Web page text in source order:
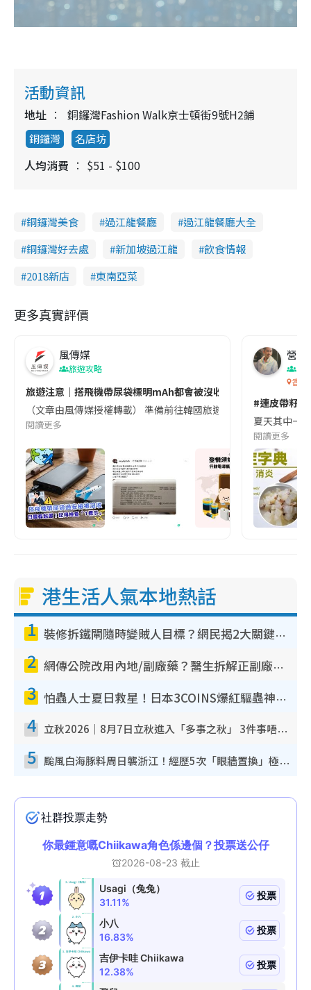
活動資訊
地址 銅鑼灣Fashion Walk京士頓街9號H2鋪
銅鑼灣 名店坊
人均消費 $51 - $100
銅鑼灣美食 過江龍餐廳
過江龍餐廳大全
銅鑼灣好去處
新加坡過江龍
飲食情報
2018新店
東南亞菜
更多真實評價
風傳媒
旅遊攻略
旅遊注意｜搭飛機帶尿袋標明mAh都會被沒收😱出發前切記檢查
（文章由風傳媒授權轉載） 準備前往韓國旅遊的民眾，近期要
閱讀更多
營養
香港
#連皮帶籽
夏天其中一
閱讀更多
港生活人氣本地熱話
1 裝修拆鐵閘隨時變賊人目標？網民揭2大關鍵用途：裝新式等於白裝？附新舊鐵閘分別
2 網傳公院改用內地/副廠藥？醫生拆解正副廠分別 揭4類人換藥隨時出事
3 怕蟲人士夏日救星！日本3COINS爆紅驅蟲神器$45起 1招「全程免觸碰」輕鬆搞定小強
4 立秋2026｜8月7日立秋進入「多事之秋」 3件事唔做得！專家教6招開運 清枱頭／銀包納氣接好運
5 颱風白海豚料周日襲浙江！經歷5次「眼牆置換」極罕見 成登陸內地最長途颱風